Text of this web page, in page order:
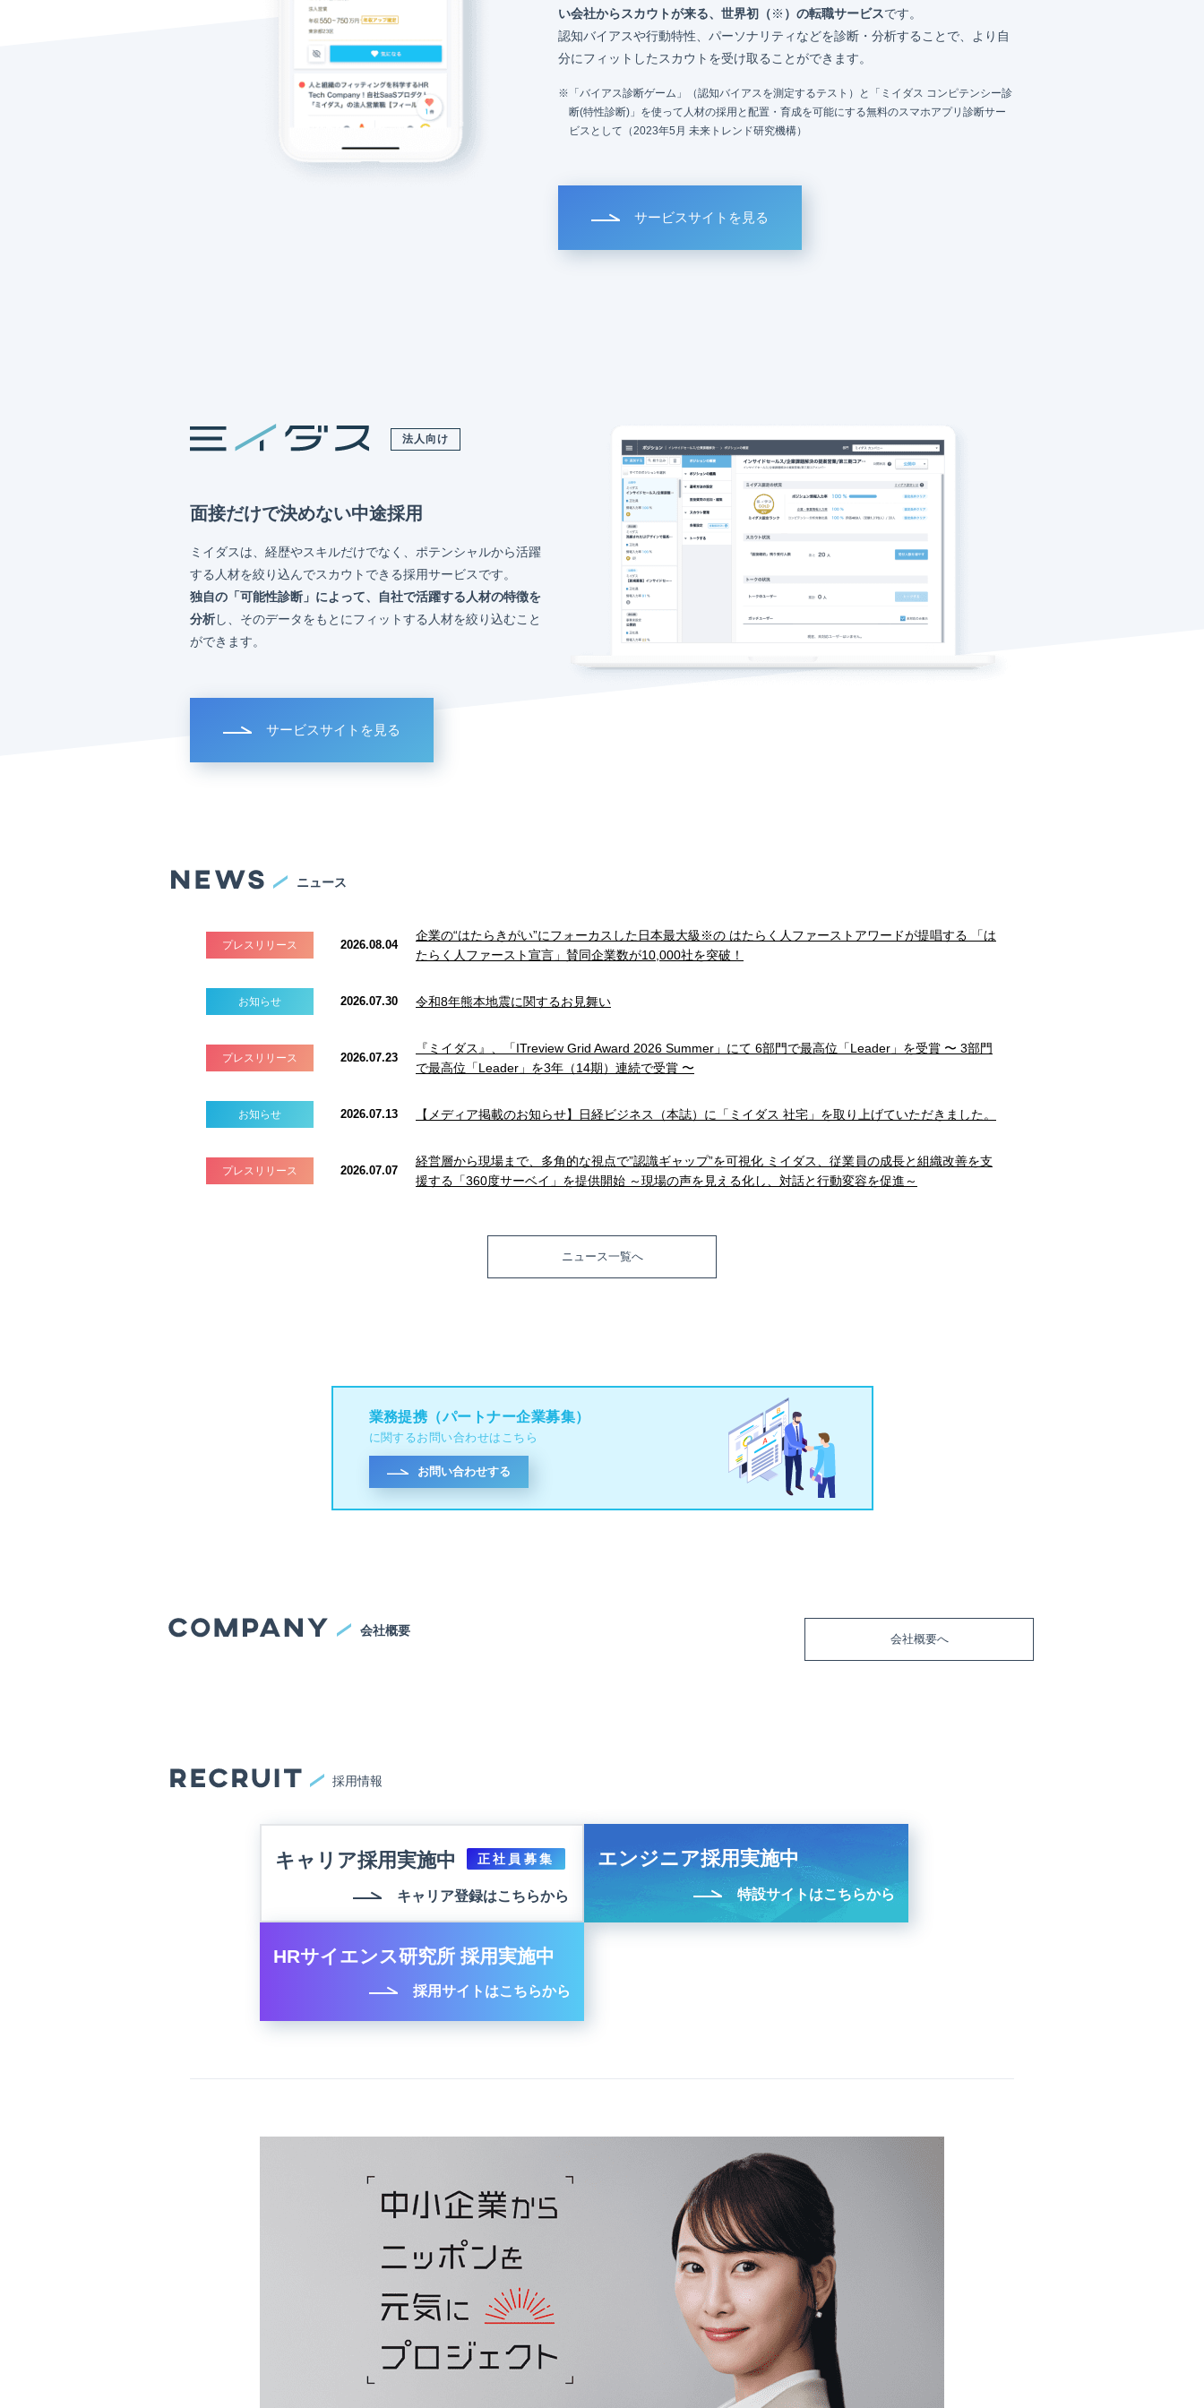
い会社からスカウトが来る、世界初（※ ）の転職サービスです。
認知バイアスや行動特性、パーソナリティなどを診断・分析することで、より自
分にフィットしたスカウトを受け取ることができます。
「バイアス診断ゲーム」（認知バイアスを測定するテスト）と「ミイダス コンピテンシー診
断(特性診断)」を使って人材の採用と配置・育成を可能にする無料のスマホアプリ診断サー
ビスとして（2023年5月 未来トレンド研究機構）
サービスサイトを見る
法人向け
面接だけで決めない中途採用
ミイダスは、経歴やスキルだけでなく、ポテンシャルから活躍
する人材を絞り込んでスカウトできる採用サービスです。
独自の「可能性診断」によって、自社で活躍する人材の特徴を
分析し、そのデータをもとにフィットする人材を絞り込むこと
ができます。
サービスサイトを見る
ニュース
プレスリリース 2026.08.04
企業の“はたらきがい”にフォーカスした日本最大級※の はたらく人ファーストアワードが提唱する 「は
たらく人ファースト宣言」賛同企業数が10,000社を突破！
お知らせ 2026.07.30 令和8年熊本地震に関するお見舞い
プレスリリース 2026.07.23
『ミイダス』、「ITreview Grid Award 2026 Summer」にて 6部門で最高位「Leader」を受賞 〜 3部門
で最高位「Leader」を3年（14期）連続で受賞 〜
お知らせ 2026.07.13 【メディア掲載のお知らせ】日経ビジネス（本誌）に「ミイダス 社宅」を取り上げていただきました。
プレスリリース 2026.07.07
経営層から現場まで、多角的な視点で”認識ギャップ”を可視化 ミイダス、従業員の成長と組織改善を支
援する「360度サーベイ」を提供開始 ～現場の声を見える化し、対話と行動変容を促進～
ニュース一覧へ
業務提携（パートナー企業募集）
に関するお問い合わせはこちら
お問い合わせする
会社概要
会社概要へ
採用情報
キャリア採用実施中 正社員募集
キャリア登録はこちらから
エンジニア採用実施中
特設サイトはこちらから
HRサイエンス研究所 採用実施中
採用サイトはこちらから